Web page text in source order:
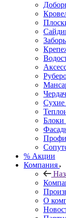
Сухие
Блоки
% Акции
Компания
О